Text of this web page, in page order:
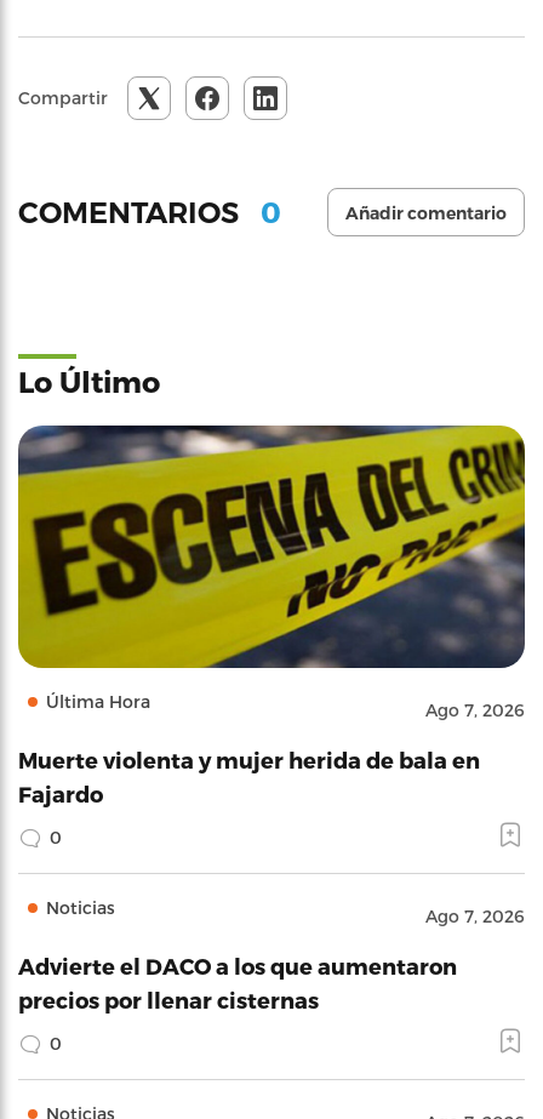
Compartir
COMENTARIOS 0 Añadir comentario
Lo Último
Última Hora Ago 7, 2026
Muerte violenta y mujer herida de bala en
Fajardo
0
Noticias Ago 7, 2026
Advierte el DACO a los que aumentaron
precios por llenar cisternas
0
Noticias